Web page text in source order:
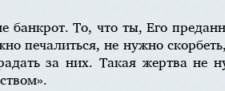
банкрот. То, что ты, Его
печалиться, не нужно
за них. Такая жертва